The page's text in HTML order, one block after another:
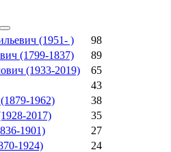
(1951- )
98
(1799-1837)
89
(1933-2019)
65
43
1962)
38
2017)
35
1901)
27
1924)
24